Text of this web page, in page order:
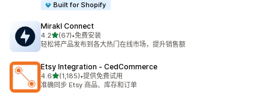
Built for Shopify
Mirakl Connect
4.2星（满分 5 星）
(67)
总共 67 条评论
•免费安装
轻松将产品发布到各大热门在线市场，提升销售额
Etsy Integration ‑ CedCommerce
4.6星（满分 5 星）
(1,185)
总共 1185 条评论
•提供免费试用
准确同步 Etsy 商品、库存和订单